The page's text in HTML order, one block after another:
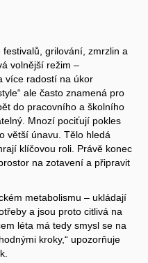
grilování, zmrzlin a
volnější režim –
více radostí na úkor
ale často znamená pro
do pracovního a školního
Mnozí pociťují pokles
větší únavu. Tělo hledá
klíčovou roli. Právě konec
na zotavení a připravit
metabolismu – ukládají
a jsou proto citlivá na
léta má tedy smysl se na
kroky,“ upozorňuje